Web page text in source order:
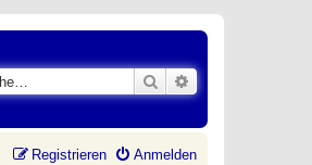
Suche
Anmelden
Registrieren